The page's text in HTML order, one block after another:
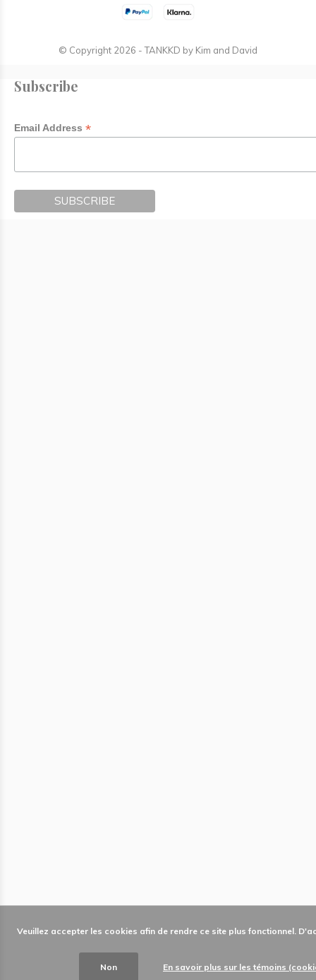
© Copyright 2026 - TANKKD by Kim and David
Subscribe
Email Address *
Veuillez accepter les cookies afin de rendre ce site plus fonctionnel.
Non En savoir plus sur les témoins